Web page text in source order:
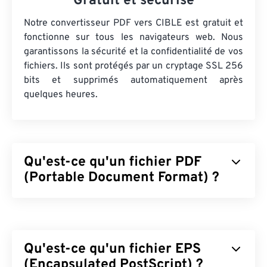
Notre convertisseur PDF vers CIBLE est gratuit et
fonctionne sur tous les navigateurs web. Nous
garantissons la sécurité et la confidentialité de vos
fichiers. Ils sont protégés par un cryptage SSL 256
bits et supprimés automatiquement après
quelques heures.
Qu'est-ce qu'un fichier PDF
(Portable Document Format) ?
images graphiques, ce qui en fait l'un des formats
de fichiers les plus utilisés aujourd'hui. Son succès
Qu'est-ce qu'un fichier EPS